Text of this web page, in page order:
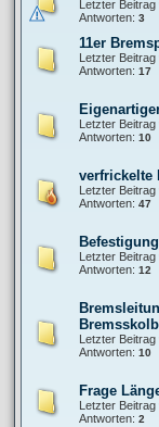
Letzter Beitrag
Antworten: 3
11er
Letzter Beitrag
Antworten: 17
Letzter Beitrag
Antworten: 10
verfrickelte
Letzter Beitrag
Antworten: 47
Letzter Beitrag
Antworten: 12
Letzter Beitrag
Antworten: 10
Frage
Letzter Beitrag
Antworten: 2